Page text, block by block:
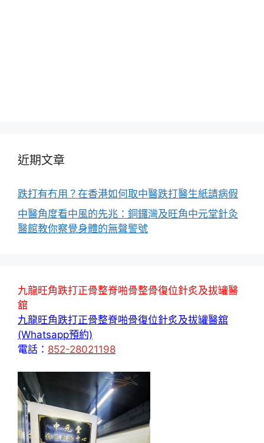
近期文章
跌打有冇用？在香港如何取中醫跌打醫生紙請病假
中醫角度看中風的先兆：銅鑼灣及旺角中元堂針灸
醫館教你察覺身體的無聲警號
九龍旺角跌打正骨整脊啪骨整骨復位針炙及拔罐醫
舘
九龍旺角跌打正骨整脊啪骨復位針炙及拔罐醫舘
(Whatsapp預約)
電話： 852-28021198